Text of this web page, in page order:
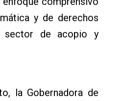
y de derechos
sector de acopio y
la Gobernadora de